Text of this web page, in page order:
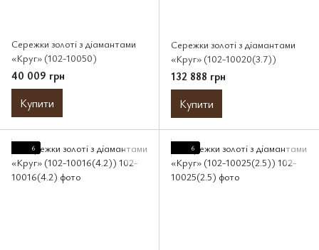
Сережки золоті з діамантами
«Круг» (102-10050)
40 009 грн
Купити
Сережки золоті з діамантами
«Круг» (102-10020(3.7))
132 888 грн
Купити
6 6